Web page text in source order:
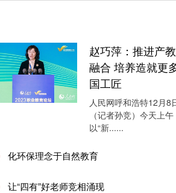
赵巧萍：推进产
融合 培养造就更
国工匠
人民网呼和浩特12月8
（记者孙竞）今天上
以“新......
化环保理念于自然教育
让“四有”好老师竞相涌现